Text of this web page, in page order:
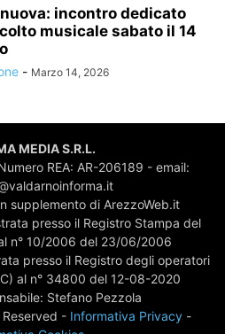
incontro dedicato
musicale sabato il 14
- Marzo 14, 2026
MEDIA S.R.L.
REA: AR-206189 - email:
supplemento di ArezzoWeb.it
presso il Registro Stampa del
n° 10/2006 del 23/06/2006
presso il Registro degli operatori
al n° 34800 del 12-08-2020
Stefano Pezzola
- Informativa Privacy-